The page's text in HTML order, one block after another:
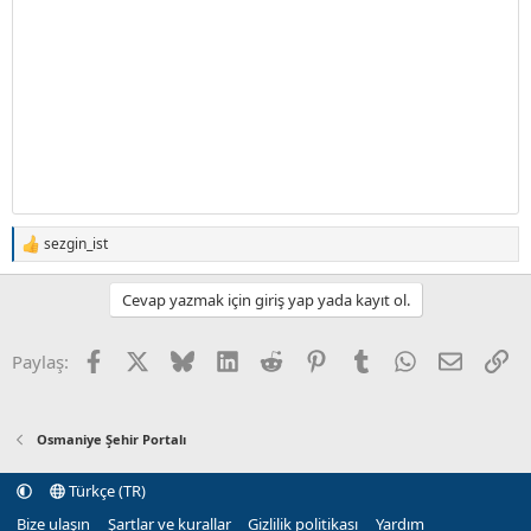
T
e
e
sezgin_ist
Cevap yazmak için giriş yap yada kayıt ol.
Paylaş: FacebookX (Twitter)
BlueskyLinkedInReddit PinterestTumblr WhatsApp
E-posta
Osmaniye Şehir Portalı
Türkçe (TR)
Bize ulaşın
Şartlar ve kurallar Gizlilik politikası Yardım